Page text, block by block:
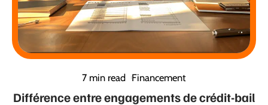
7 min read Financement
Différence entre engagements de crédit-bail